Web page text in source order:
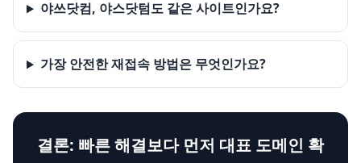
야쓰닷컴, 야스닷텀도 같은 사이트인가요?
가장 안전한 재접속 방법은 무엇인가요?
결론: 빠른 해결보다 먼저 대표 도메인 확